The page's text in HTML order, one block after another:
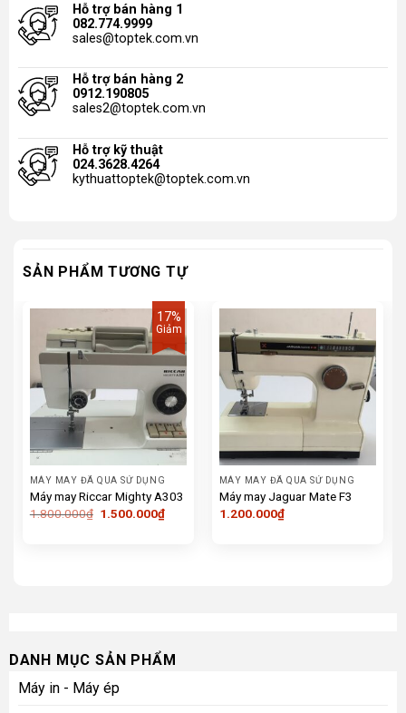
Hỗ trợ bán hàng 1
082.774.9999
sales@toptek.com.vn
Hỗ trợ bán hàng 2
0912.190805
sales2@toptek.com.vn
Hỗ trợ kỹ thuật
024.3628.4264
kythuattoptek@toptek.com.vn
SẢN PHẨM TƯƠNG TỰ
17%
Giảm
MÁY MAY ĐÃ QUA SỬ DỤNG
Máy may Riccar Mighty A303
1.800.000₫ Giá
1.500.000₫Giá
hiện
MÁY MAY ĐÃ QUA SỬ DỤNG
Máy may Jaguar Mate F3
1.200.000₫
DANH MỤC SẢN PHẨM
Máy in - Máy ép